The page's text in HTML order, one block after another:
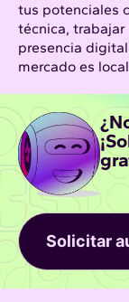
tus potenciales
técnica,
presencia
mercado es
Solicitar